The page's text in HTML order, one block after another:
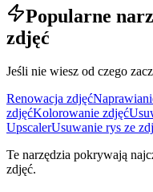
Popularne
zdjęć
Jeśli nie wiesz od czego
Renowacja zdjęć
zdjęćKolorowanie zdjęć
UpscalerUsuwanie rys ze
Te narzędzia pokrywają
zdjęć.